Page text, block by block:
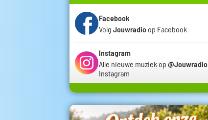
Facebook
Volg Jouwradio op Facebook
Instagram
Alle nieuwe muziek op @Jouwradio
Instagram